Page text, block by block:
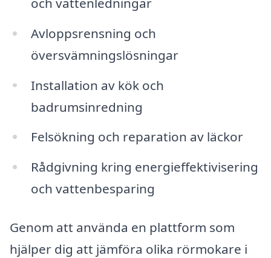
Avloppsrensning och
översvämningslösningar
Installation av kök och
badrumsinredning
Felsökning och reparation av läckor
Rådgivning kring energieffektivisering
och vattenbesparing
Genom att använda en plattform som
hjälper dig att jämföra olika rörmokare i